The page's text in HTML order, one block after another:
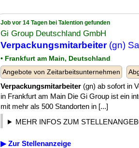
Job vor 14 Tagen bei Talention gefunden
Gi Group Deutschland GmbH
Verpackungsmitarbeiter(gn)
• Frankfurt am Main, Deutschland
Angebote von Zeitarbeitsunternehmen
Verpackungsmitarbeiter (gn) ab sofort in
in Frankfurt am Main Die Gi Group ist ein
mit mehr als 500 Standorten in [...]
MEHR INFOS ZUM
▶ Zur Stellenanzeige